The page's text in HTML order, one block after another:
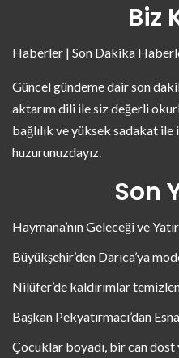
Biz
Haberler | Son Dakika
Güncel gündeme dair son
aktarım dili ile siz değerli
bağlılık ve yüksek sadakat
huzurunuzdayız.
Son
Haymana’nın Geleceği ve
Büyükşehir’den Darıca’ya
Nilüfer’de kaldırımlar
Başkan Pekyatırmacı’dan
Çocuklar boyadı, bir can dost